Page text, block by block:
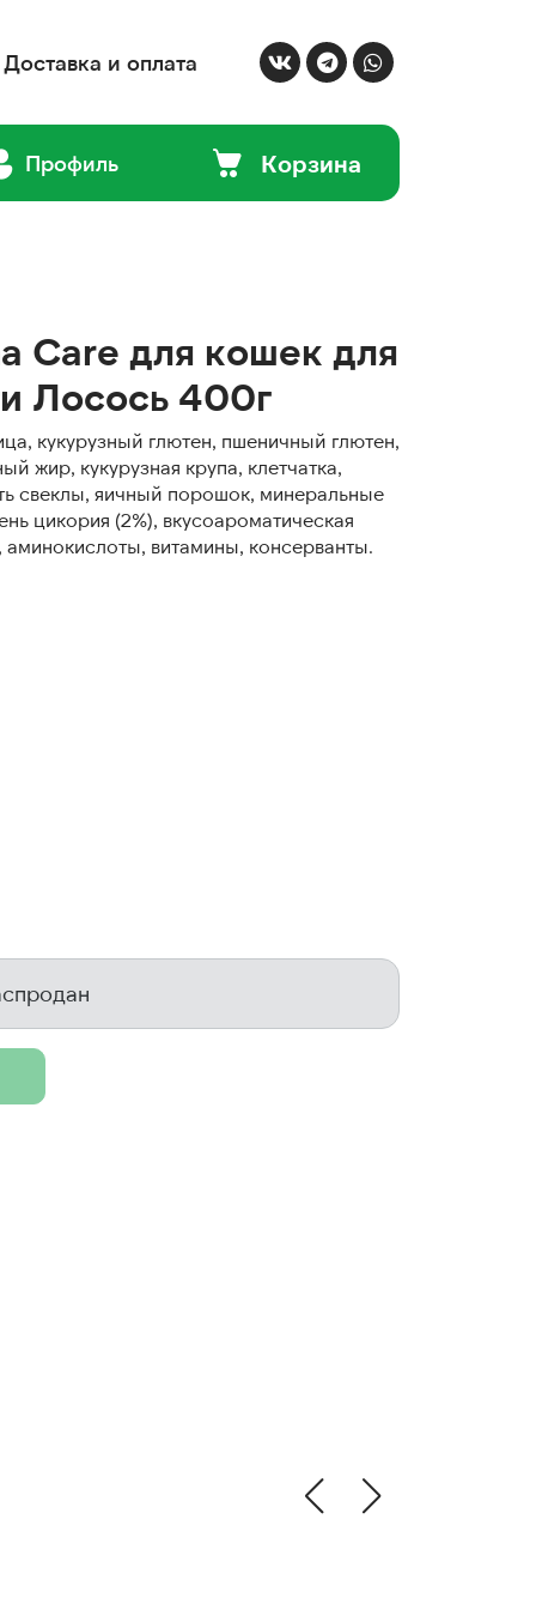
Доставка и оплата
Профиль Корзина
Care для кошек для
Лосось 400г
кукурузный глютен, пшеничный глютен,
жир, кукурузная крупа, клетчатка,
свеклы, яичный порошок, минеральные
цикория (2%), вкусоароматическая
витамины, консерванты.